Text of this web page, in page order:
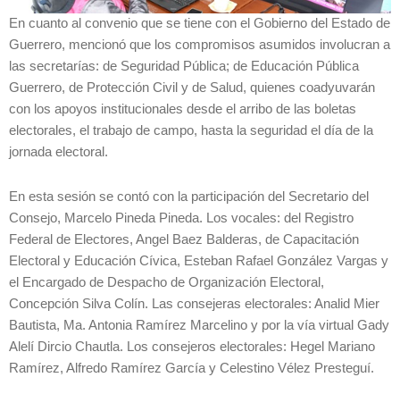
En cuanto al convenio que se tiene con el Gobierno del Estado de
Guerrero, mencionó que los compromisos asumidos involucran a
las secretarías: de Seguridad Pública; de Educación Pública
Guerrero, de Protección Civil y de Salud, quienes coadyuvarán
con los apoyos institucionales desde el arribo de las boletas
electorales, el trabajo de campo, hasta la seguridad el día de la
jornada electoral.
En esta sesión se contó con la participación del Secretario del
Consejo, Marcelo Pineda Pineda. Los vocales: del Registro
Federal de Electores, Angel Baez Balderas, de Capacitación
Electoral y Educación Cívica, Esteban Rafael González Vargas y
el Encargado de Despacho de Organización Electoral,
Concepción Silva Colín. Las consejeras electorales: Analid Mier
Bautista, Ma. Antonia Ramírez Marcelino y por la vía virtual Gady
Alelí Dircio Chautla. Los consejeros electorales: Hegel Mariano
Ramírez, Alfredo Ramírez García y Celestino Vélez Presteguí.